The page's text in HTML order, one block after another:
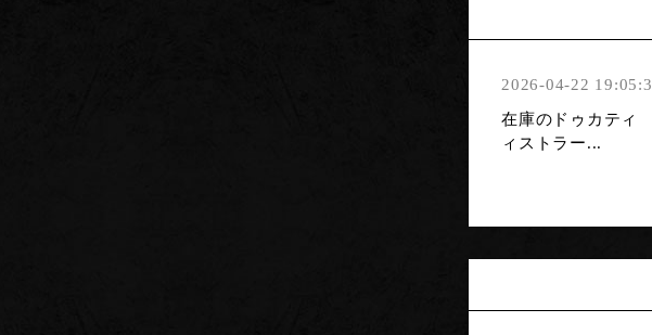
2026-04-22
在庫のドゥカティ
ィストラー...